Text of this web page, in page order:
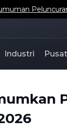
Industri